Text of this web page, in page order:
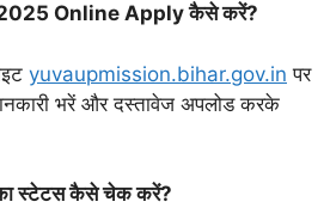
Online Apply कैसे करें?
yuvaupmission.bihar.gov.in पर
भरें और दस्तावेज अपलोड करके
स्टेटस कैसे चेक करें?